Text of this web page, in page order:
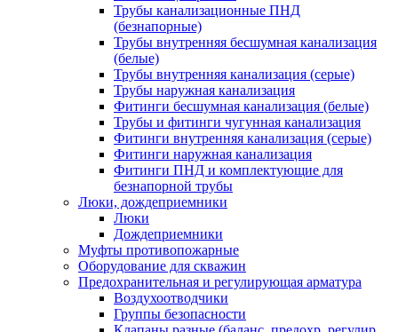
Трубы канализационные ПНД
(безнапорные)
Трубы внутренняя бесшумная канализация
(белые)
Трубы внутренняя канализация (серые)
Трубы наружная канализация
Фитинги бесшумная канализация (белые)
Трубы и фитинги чугунная канализация
Фитинги внутренняя канализация (серые)
Фитинги наружная канализация
Фитинги ПНД и комплектующие для
безнапорной трубы
Люки, дождеприемники
Люки
Дождеприемники
Муфты противопожарные
Оборудование для скважин
Предохранительная и регулирующая арматура
Воздухоотводчики
Группы безопасности